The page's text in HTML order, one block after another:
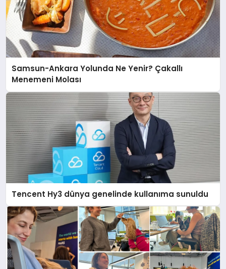
Samsun-Ankara Yolunda Ne Yenir? Çakallı
Menemeni Molası
Tencent Hy3 dünya genelinde kullanıma sunuldu